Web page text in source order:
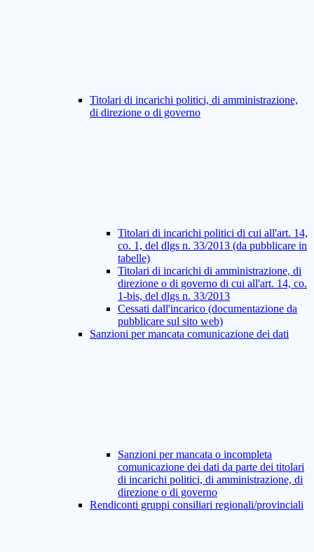
Titolari di incarichi politici, di amministrazione,
di direzione o di governo
Titolari di incarichi politici di cui all'art. 14,
co. 1, del dlgs n. 33/2013 (da pubblicare in
tabelle)
Titolari di incarichi di amministrazione, di
direzione o di governo di cui all'art. 14, co.
1-bis, del dlgs n. 33/2013
Cessati dall'incarico (documentazione da
pubblicare sul sito web)
Sanzioni per mancata comunicazione dei dati
Sanzioni per mancata o incompleta
comunicazione dei dati da parte dei titolari
di incarichi politici, di amministrazione, di
direzione o di governo
Rendiconti gruppi consiliari regionali/provinciali